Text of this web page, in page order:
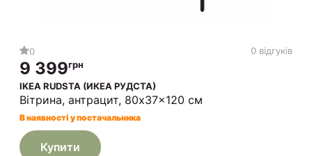
0 0 відгуків
9 399грн
IKEA RUDSTA (ИКЕА РУДСТА)
Вітрина, антрацит, 80x37x120 см
В наявності у постачальника
Купити